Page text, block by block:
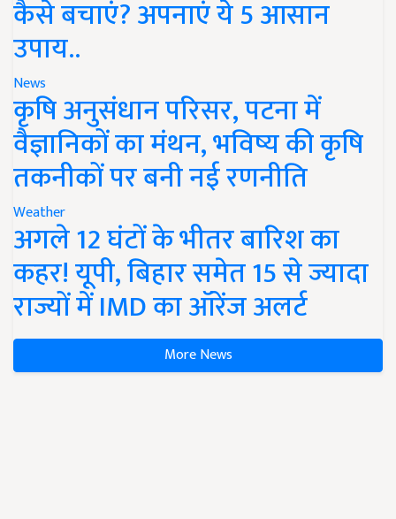
कैसे बचाएं? अपनाएं ये 5 आसान
उपाय..
News
कृषि अनुसंधान परिसर, पटना में
वैज्ञानिकों का मंथन, भविष्य की कृषि
तकनीकों पर बनी नई रणनीति
Weather
अगले 12 घंटों के भीतर बारिश का
कहर! यूपी, बिहार समेत 15 से ज्यादा
राज्यों में IMD का ऑरेंज अलर्ट
More News